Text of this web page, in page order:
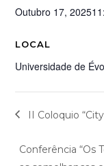
Outubro 17, 2025
LOCAL
Universidade de
II Coloquio
Conferência “Os